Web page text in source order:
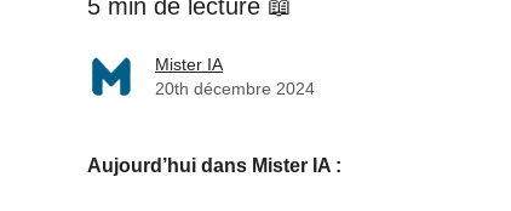
5 min de lecture 📖
Mister IA
20th décembre 2024
Aujourd’hui dans Mister IA :